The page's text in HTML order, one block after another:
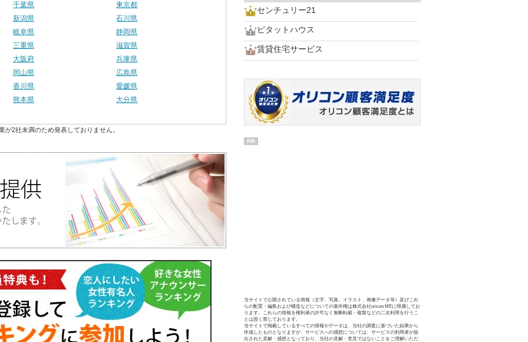
千葉県
東京都
新潟県
石川県
岐阜県
静岡県
三重県
滋賀県
大阪府
兵庫県
岡山県
広島県
香川県
愛媛県
熊本県
大分県
2社未満のため発表しておりません。
センチュリー21
ピタットハウス
賃貸住宅サービス
PR
当サイトで公開されている情報（文字、写真、イラスト、画像データ等）及びこれ
らの配置・編集および構造などについての著作権は株式会社oricon MEに帰属してお
ります。これらの情報を権利者の許可なく無断転載・複製などの二次利用を行うこ
とは固く禁じております。
当サイトで掲載しているすべての情報やデータは、当社の調査に基づいた結果から
作成したものとなりますが、サービスへの感想については、サービスの利用者が提
出された見解・感想となっており、当社の見解・意見ではないことをご理解いただ